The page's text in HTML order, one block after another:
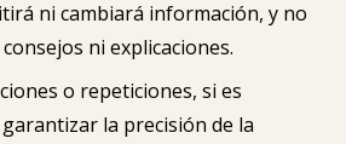
ni cambiará información, y no
ni explicaciones.
o repeticiones, si es
la precisión de la